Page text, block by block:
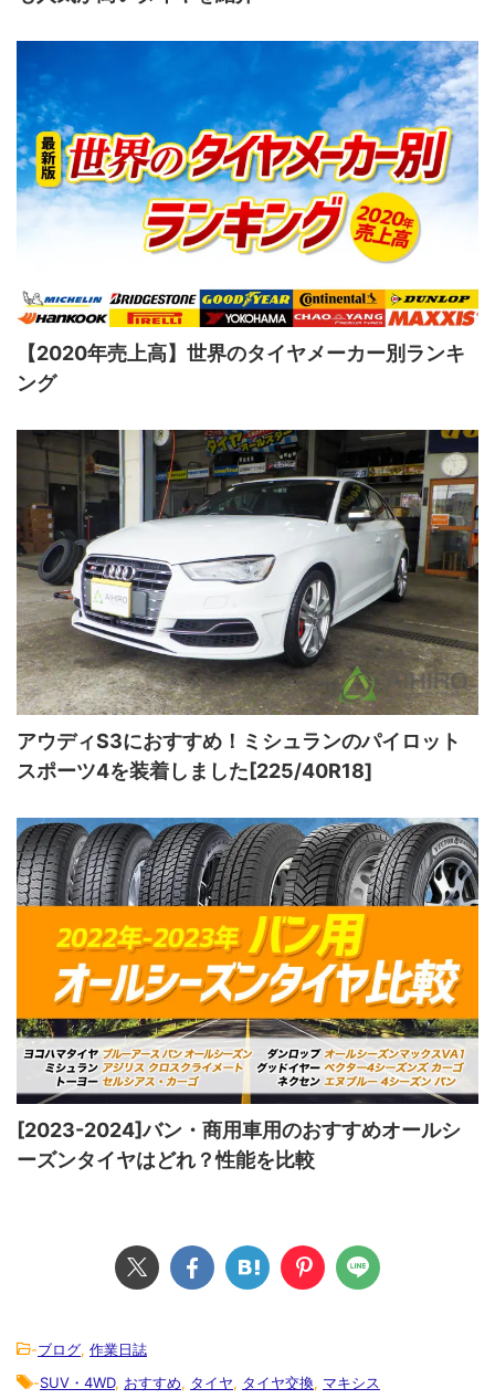
【2020年売上高】世界のタイヤメーカー別ランキ
ング
アウディS3におすすめ！ミシュランのパイロット
スポーツ4を装着しました[225/40R18]
[2023-2024]バン・商用車用のおすすめオールシ
ーズンタイヤはどれ？性能を比較
-ブログ, 作業日誌
-SUV・4WD, おすすめ, タイヤ, タイヤ交換, マキシス